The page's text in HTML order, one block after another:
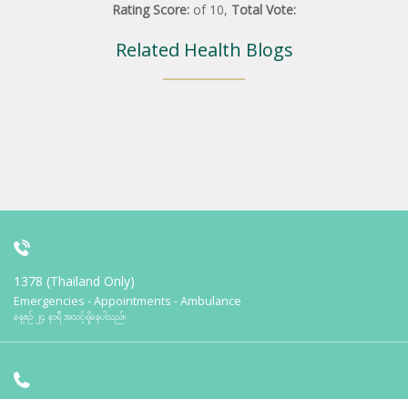
Rating Score: of 10, Total Vote:
Related Health Blogs
1378 (Thailand Only)
Emergencies - Appointments - Ambulance
နေ့စဉ် ၂၄ နာရီ အသင့်ရှိနေပါသည်။